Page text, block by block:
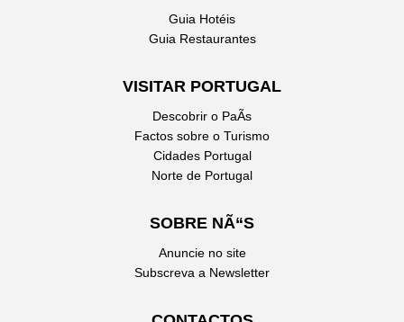
Guia Hotéis
Guia Restaurantes
VISITAR PORTUGAL
Descobrir o PaÃ­s
Factos sobre o Turismo
Cidades Portugal
Norte de Portugal
SOBRE NÃ“S
Anuncie no site
Subscreva a Newsletter